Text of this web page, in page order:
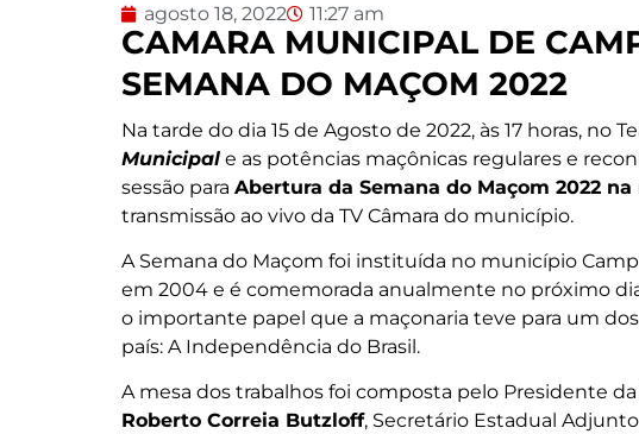
agosto 18, 2022 11:27 am
CAMARA MUNICIPAL DE
SEMANA DO MAÇOM 2022
Na tarde do dia 15 de Agosto de 2022, às 17 horas, no
Municipal e as potências maçônicas regulares e
sessão para Abertura da Semana do Maçom 2022
transmissão ao vivo da TV Câmara do município.
A Semana do Maçom foi instituída no município
em 2004 e é comemorada anualmente no próximo
o importante papel que a maçonaria teve para um
país: A Independência do Brasil.
A mesa dos trabalhos foi composta pelo Presidente da
Roberto Correia Butzloff, Secretário Estadual